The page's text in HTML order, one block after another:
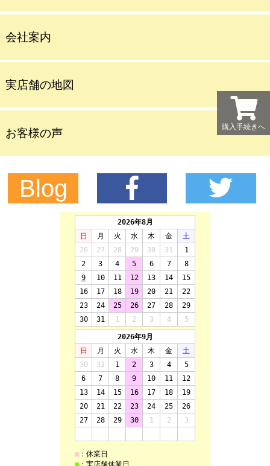
会社案内
実店舗の地図
お客様の声
Blog
購入手続きへ